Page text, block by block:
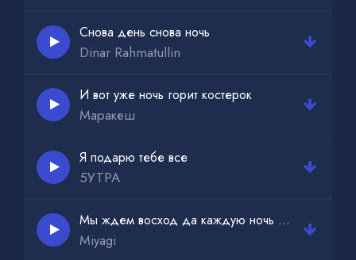
Снова день снова ночь
Dinar Rahmatullin
И вот уже ночь горит костерок
Маракеш
Я подарю тебе все
5УТРА
Мы ждем восход да каждую ночь каждую каждую ночь
Miyagi